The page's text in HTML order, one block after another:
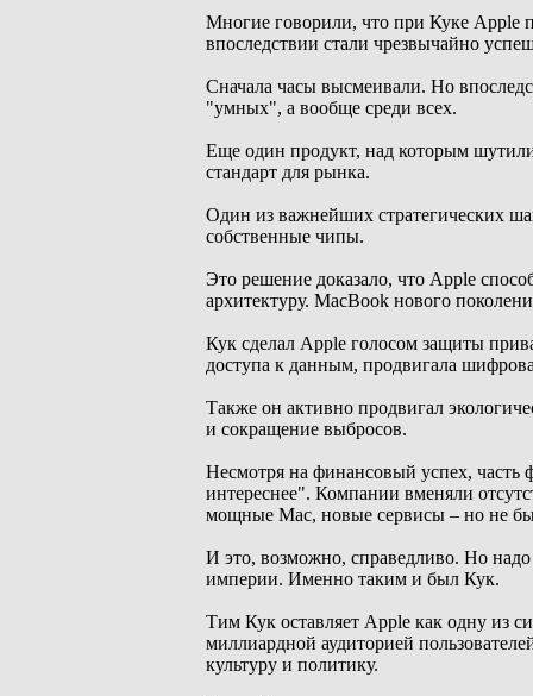
Многие говорили, что при Куке Apple
впоследствии стали чрезвычайно
Сначала часы высмеивали. Но
"умных", а вообще среди всех.
Еще один продукт, над которым
стандарт для рынка.
Один из важнейших стратегических
собственные чипы.
Это решение доказало, что Apple
архитектуру. MacBook нового
Кук сделал Apple голосом защиты
доступа к данным, продвигала
Также он активно продвигал
и сокращение выбросов.
Несмотря на финансовый успех,
интереснее". Компании вменяли
мощные Mac, новые сервисы – но не
И это, возможно, справедливо. Но надо
империи. Именно таким и был Кук.
Тим Кук оставляет Apple как одну из
миллиардной аудиторией
культуру и политику.